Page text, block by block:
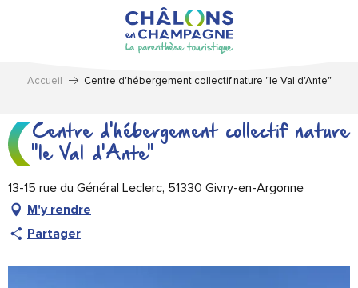
Accueil Centre d'hébergement collectif nature "le Val d'Ante"
Centre d'hébergement collectif nature
"le Val d'Ante"
13-15 rue du Général Leclerc, 51330 Givry-en-Argonne
M'y rendre
Partager